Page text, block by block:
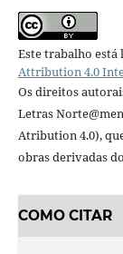
Este trabalho está
Attribution 4.0
Os direitos
Letras
Atribution 4.0),
obras derivadas
COMO CITAR